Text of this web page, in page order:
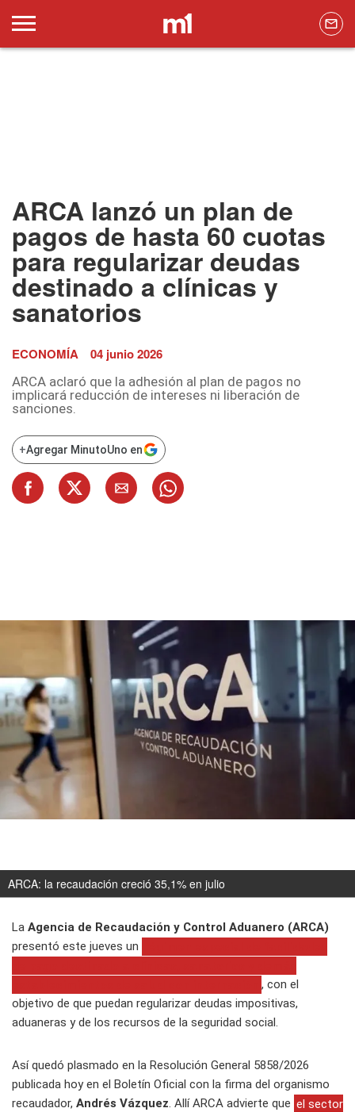
ARCA lanzó un plan de
pagos de hasta 60 cuotas
para regularizar deudas
destinado a clínicas y
sanatorios
ECONOMÍA 04 junio 2026
ARCA aclaró que la adhesión al plan de pagos no
implicará reducción de intereses ni liberación de
sanciones.
+Agregar MinutoUno en
ARCA: la recaudación creció 35,1% en julio
La Agencia de Recaudación y Control Aduanero (ARCA)
presentó este jueves un
, con el
objetivo de que puedan regularizar deudas impositivas,
aduaneras y de los recursos de la seguridad social.
Así quedó plasmado en la Resolución General 5858/2026
publicada hoy en el Boletín Oficial con la firma del organismo
recaudador, Andrés Vázquez. Allí ARCA advierte que el sector